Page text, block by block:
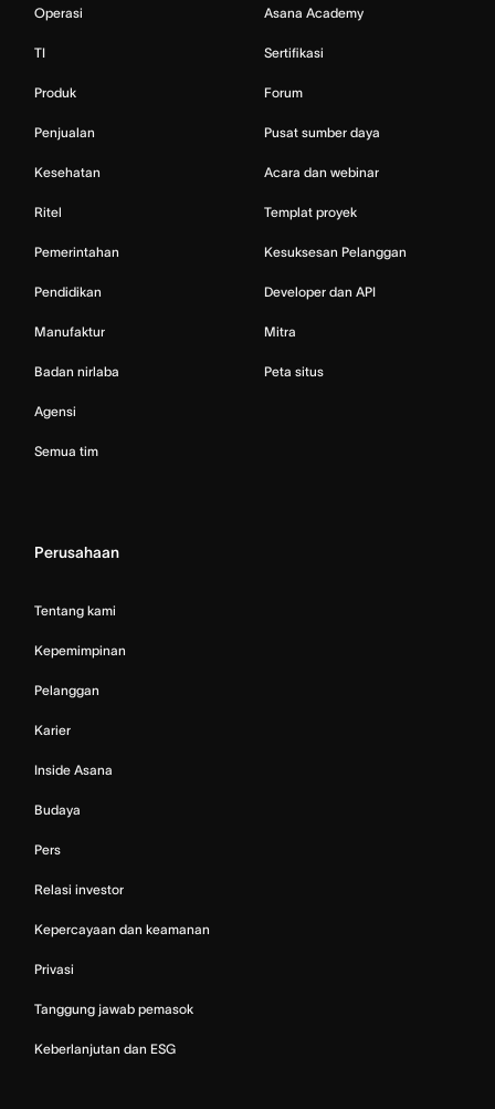
Operasi
TI
Produk
Penjualan
Kesehatan
Ritel
Pemerintahan
Pendidikan
Manufaktur
Badan nirlaba
Agensi
Semua tim
Asana Academy
Sertifikasi
Forum
Pusat sumber daya
Acara dan webinar
Templat proyek
Kesuksesan Pelanggan
Developer dan API
Mitra
Peta situs
Perusahaan
Tentang kami
Kepemimpinan
Pelanggan
Karier
Inside Asana
Budaya
Pers
Relasi investor
Kepercayaan dan keamanan
Privasi
Tanggung jawab pemasok
Keberlanjutan dan ESG